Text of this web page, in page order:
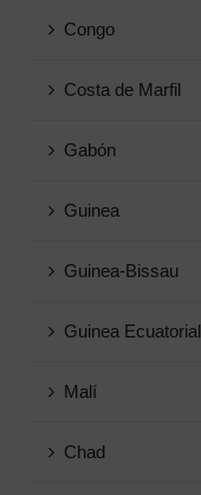
Congo
Costa de Marfil
Gabón
Guinea
Guinea-Bissau
Guinea Ecuatorial
Malí
Chad